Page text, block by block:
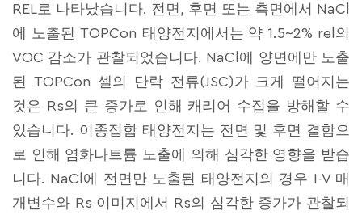
REL로 나타났습니다. 전면, 후면 또는 측면에서 NaCl
에 노출된 TOPCon 태양전지에서는 약 1.5~2% rel의
VOC 감소가 관찰되었습니다. NaCl에 양면에만 노출
된 TOPCon 셀의 단락 전류(JSC)가 크게 떨어지는
것은 Rs의 큰 증가로 인해 캐리어 수집을 방해할 수
있습니다. 이종접합 태양전지는 전면 및 후면 결함으
로 인해 염화나트륨 노출에 의해 심각한 영향을 받습
니다. NaCl에 전면만 노출된 태양전지의 경우 I-V 매
개변수와 Rs 이미지에서 Rs의 심각한 증가가 관찰되